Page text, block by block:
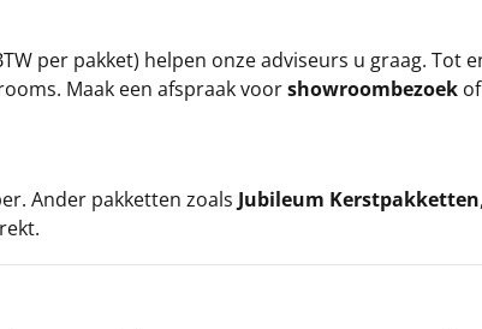
per pakket) helpen onze adviseurs u graag.
Maak een afspraak voorshowroombezoek
Ander pakketten zoals Jubileum Kerstpakketten,